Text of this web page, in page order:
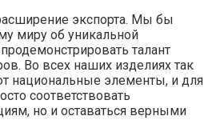
экспорта. Мы бы
миру об уникальной
талант
Во всех наших изделиях так
национальные элементы, и для
соответствовать
но и оставаться верными